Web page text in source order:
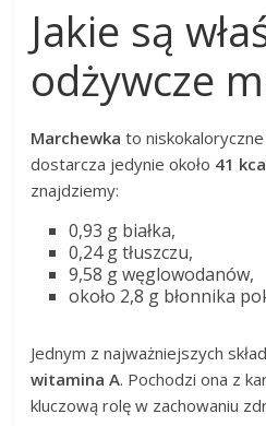
Jakie są
odżywcze
Marchewka to
dostarcza jedynie około 41
znajdziemy:
0,93 g białka,
0,24 g tłuszczu,
9,58 g węglowodanów,
około 2,8 g błonnika
Jednym z najważniejszych
witamina A. Pochodzi ona z
kluczową rolę w zachowaniu